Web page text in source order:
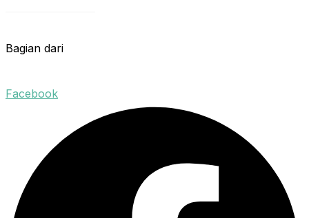
Bagian dari
Facebook